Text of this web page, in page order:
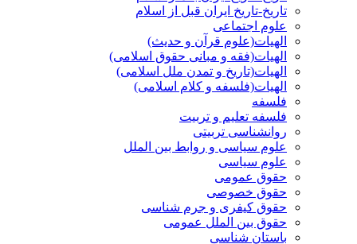
تاریخ-تاریخ ایران قبل از اسلام
علوم اجتماعی
الهیات(علوم قرآن و حدیث)
الهیات(فقه و مبانی حقوق اسلامی)
الهیات(تاریخ و تمدن ملل اسلامی)
الهیات(فلسفه و کلام اسلامی)
فلسفه
فلسفه تعلیم و تربیت
روانشناسی تربیتی
علوم سیاسی و روابط بین الملل
علوم سیاسی
حقوق عمومی
حقوق خصوصی
حقوق کیفری و جرم شناسی
حقوق بین الملل عمومی
باستان شناسی